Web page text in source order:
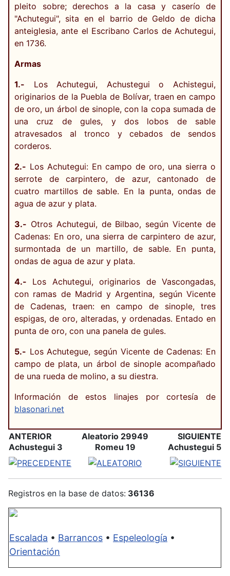
pleito sobre; derechos a la casa y caserío de
"Achutegui", sita en el barrio de Geldo de dicha
anteiglesia, ante el Escribano Carlos de Achutegui,
en 1736.
Armas
1.- Los Achutegui, Achustegui o Achistegui,
originarios de la Puebla de Bolívar, traen en campo
de oro, un árbol de sinople, con la copa sumada de
una cruz de gules, y dos lobos de sable
atravesados al tronco y cebados de sendos
corderos.
2.- Los Achutegui: En campo de oro, una sierra o
serrote de carpintero, de azur, cantonado de
cuatro martillos de sable. En la punta, ondas de
agua de azur y plata.
3.- Otros Achutegui, de Bilbao, según Vicente de
Cadenas: En oro, una sierra de carpintero de azur,
surmontada de un martillo, de sable. En punta,
ondas de agua de azur y plata.
4.- Los Achutegui, originarios de Vascongadas,
con ramas de Madrid y Argentina, según Vicente
de Cadenas, traen: en campo de sinople, tres
espigas, de oro, alteradas, y ordenadas. Entado en
punta de oro, con una panela de gules.
5.- Los Achutegue, según Vicente de Cadenas: En
campo de plata, un árbol de sinople acompañado
de una rueda de molino, a su diestra.
Información de estos linajes por cortesía de
blasonari.net
ANTERIOR
Achustegui 3
Aleatorio 29949
Romeu 19
SIGUIENTE
Achustegui 5
Registros en la base de datos: 36136
Escalada • Barrancos • Espeleología •
Orientación